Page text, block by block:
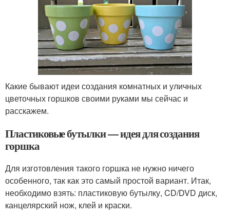
Какие бывают идеи создания комнатных и уличных
цветочных горшков своими руками мы сейчас и
расскажем.
Пластиковые бутылки — идея для создания
горшка
Для изготовления такого горшка не нужно ничего
особенного, так как это самый простой вариант. Итак,
необходимо взять: пластиковую бутылку, CD/DVD диск,
канцелярский нож, клей и краски.